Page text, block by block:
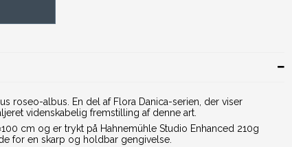
roseo-albus. En del af Flora Danica-serien, der viser
videnskabelig fremstilling af denne art.
cm og er trykt på Hahnemühle Studio Enhanced 210g
for en skarp og holdbar gengivelse.